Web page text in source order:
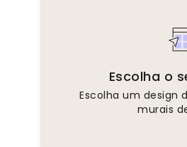
Escolha o
Escolha um design
murais